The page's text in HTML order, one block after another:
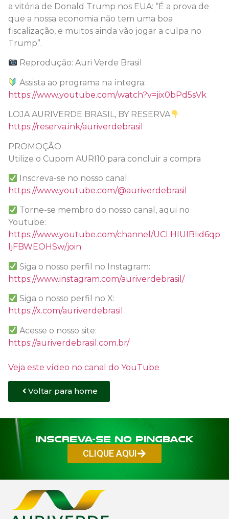
a vitória de Donald Trump nos EUA: “É a prova de
que a nossa economia não tem uma boa
fiscalização, e muitos ainda vão jogar a culpa no
Trump”.
Reprodução: Auri Verde Brasil
Assista ao programa na íntegra:
https://www.youtube.com/watch?v=jix0bPd5sVk
LOJA AURIVERDE BRASIL, BY RESERVA
https://reserva.ink/auriverdebrasil
PROMOÇÃO
Utilize o Cupom AURI10 para concluir a compra
Inscreva-se no nosso canal:
https://www.youtube.com/@auriverdebrasil
Torne-se membro do nosso canal, aqui no
Youtube:
https://www.youtube.com/channel/UCLHIUIBIid6qp
ljFBWEOHSw/join
Siga o nosso perfil no Instagram:
https://www.instagram.com/auriverdebrasil/
Siga o nosso perfil no X:
https://x.com/auriverdebrasil
Acesse o nosso site:
https://auriverdebrasil.com.br/
Veja este vídeo no canal do YouTube
Voltar para home
Inscreva-se no PINGBACK
CLIQUE AQUI